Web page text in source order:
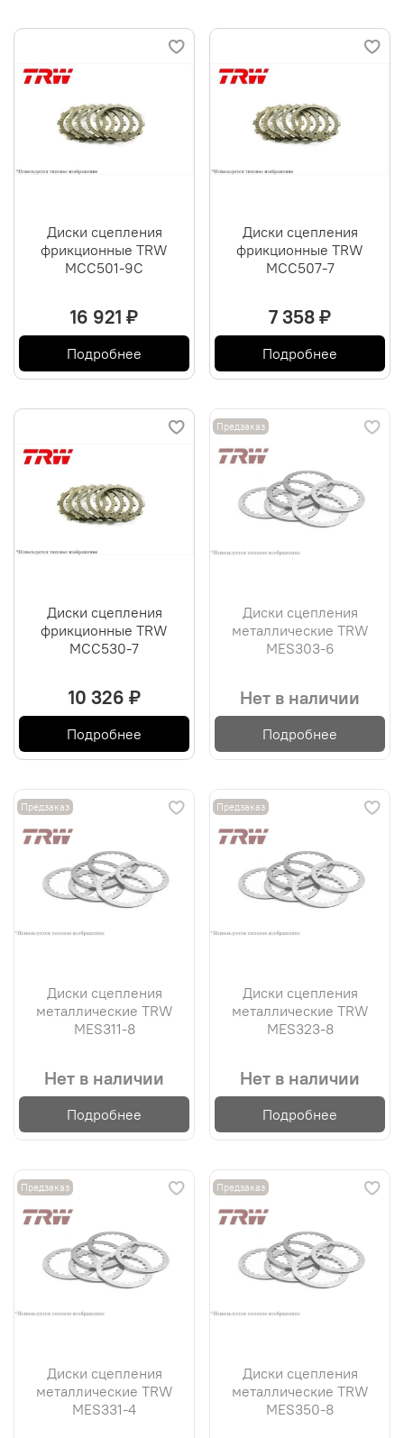
Диски сцепления
фрикционные TRW
MCC501-9C
16 921 ₽
Подробнее
Диски сцепления
фрикционные TRW
MCC507-7
7 358 ₽
Подробнее
Диски сцепления
фрикционные TRW
MCC530-7
10 326 ₽
Подробнее
Предзаказ
Диски сцепления
металлические TRW
MES303-6
Нет в наличии
Подробнее
Предзаказ
Диски сцепления
металлические TRW
MES311-8
Нет в наличии
Подробнее
Предзаказ
Диски сцепления
металлические TRW
MES323-8
Нет в наличии
Подробнее
Предзаказ
Диски сцепления
металлические TRW
MES331-4
Предзаказ
Диски сцепления
металлические TRW
MES350-8